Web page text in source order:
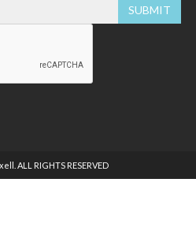
ALL RIGHTS RESERVED